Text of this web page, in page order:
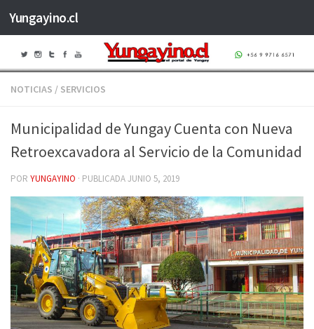
Saltar al contenido
Yungayino.cl
NOTICIAS / SERVICIOS
Municipalidad de Yungay Cuenta con Nueva
Retroexcavadora al Servicio de la Comunidad
POR YUNGAYINO · PUBLICADAJUNIO 5, 2019